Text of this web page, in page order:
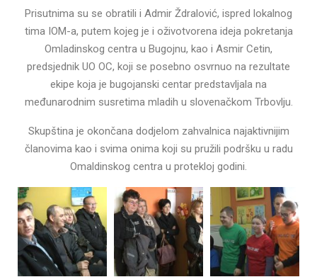
Prisutnima su se obratili i Admir Ždralović, ispred lokalnog
tima IOM-a, putem kojeg je i oživotvorena ideja pokretanja
Omladinskog centra u Bugojnu, kao i Asmir Cetin,
predsjednik UO OC, koji se posebno osvrnuo na rezultate
ekipe koja je bugojanski centar predstavljala na
međunarodnim susretima mladih u slovenačkom Trbovlju.
Skupština je okončana dodjelom zahvalnica najaktivnijim
članovima kao i svima onima koji su pružili podršku u radu
Omaldinskog centra u protekloj godini.